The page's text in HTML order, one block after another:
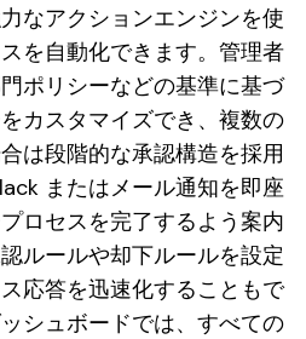
なアクションエンジンを使
を自動化できます。管理者
ポリシーなどの基準に基づ
カスタマイズでき、複数の
は段階的な承認構造を採用
またはメール通知を即座
ロセスを完了するよう案内
ルールや却下ルールを設定
応答を迅速化することもで
シュボードでは、すべての